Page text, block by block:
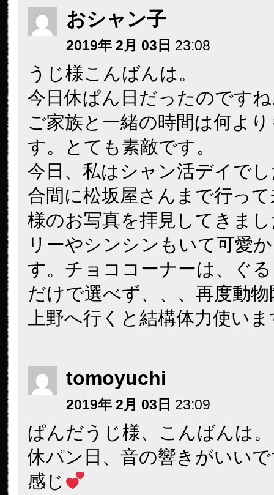
おシャン子
2019年 2月 03日 23:08
うじ様こんばんは。
今日休ぱん日だったのです
ご家族と一緒の時間は何よ
す。とても素敵です。
今日、私はシャン活デイで
合間に松坂屋さんまで行っ
様のお写真を拝見してきま
リーやシンシンもいて可愛
す。チョココーナーは、ぐ
だけで選べず、、、再度動
上野へ行くと結構体力使いま
tomoyuchi
2019年 2月 03日 23:09
ぱんだうじ様、こんばんは。
休パン日、音の響きがいい
感じ